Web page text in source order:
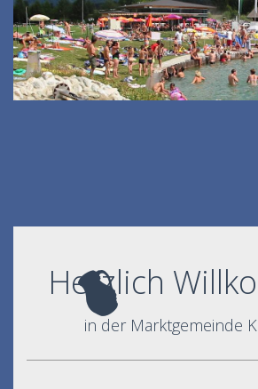
Herzlich
in der Marktgemeinde